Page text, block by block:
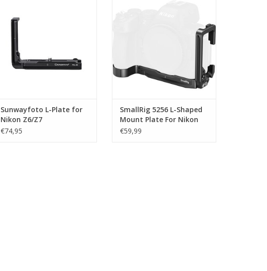
TOEVOEGEN AAN WINKELWAGEN
Sunwayfoto L-Plate for
Nikon Z6/Z7
€74,95
SmallRig 5256 L-Shaped
Mount Plate For Nikon
Z5II
€59,99